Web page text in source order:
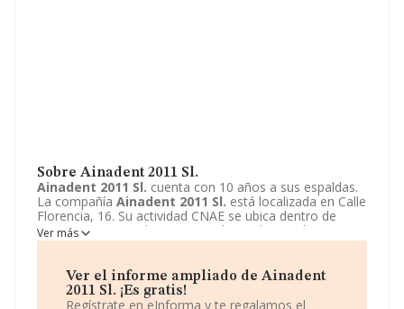
Sobre Ainadent 2011 Sl.
Ainadent 2011 Sl. cuenta con 10 años a sus espaldas.
La compañía Ainadent 2011 Sl. está localizada en Calle
Florencia, 16. Su actividad CNAE se ubica dentro de
4775 - Comercio al por menor de productos de
cosmética e higiene.Ainadent 2011 Sl.tiene un
Ver más
Ver el informe ampliado de Ainadent
2011 Sl. ¡Es gratis!
Regístrate en eInforma y te regalamos el